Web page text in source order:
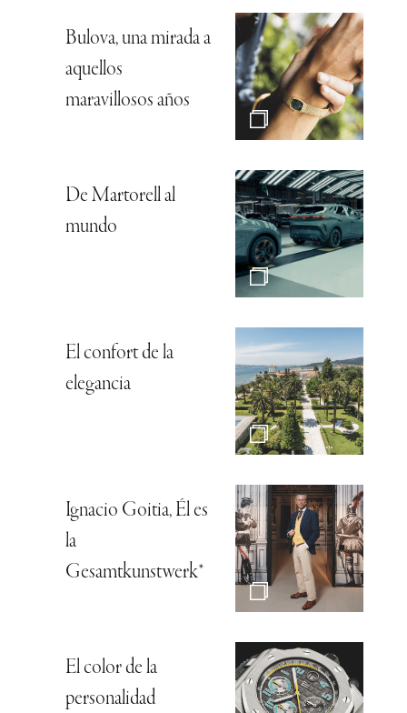
Bulova, una mirada a
aquellos
maravillosos años
De Martorell al
mundo
El confort de la
elegancia
Ignacio Goitia, Él es
la
Gesamtkunstwerk*
El color de la
personalidad